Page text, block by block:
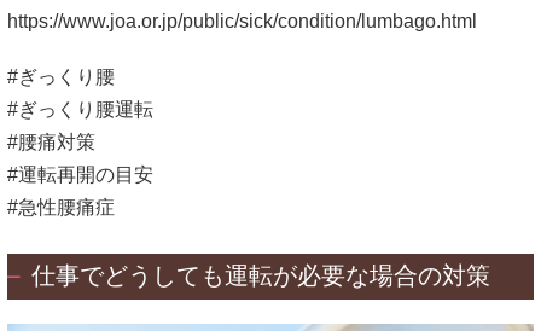
https://www.joa.or.jp/public/sick/condition/lumbago.html
#ぎっくり腰
#ぎっくり腰運転
#腰痛対策
#運転再開の目安
#急性腰痛症
仕事でどうしても運転が必要な場合の対策